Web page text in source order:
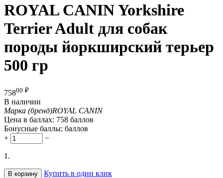
ROYAL CANIN Yorkshire
Terrier Adult для собак
породы йоркширский терьер
500 гр
75800 ₽
В наличии
Марка (бренд)ROYAL CANIN
Цена в баллах: 758 баллов
Бонусные баллы: баллов
+
−
1.
В корзину
Купить в один клик